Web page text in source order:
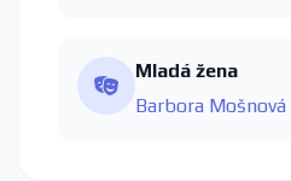
Mladá žena
Barbora Mošnová